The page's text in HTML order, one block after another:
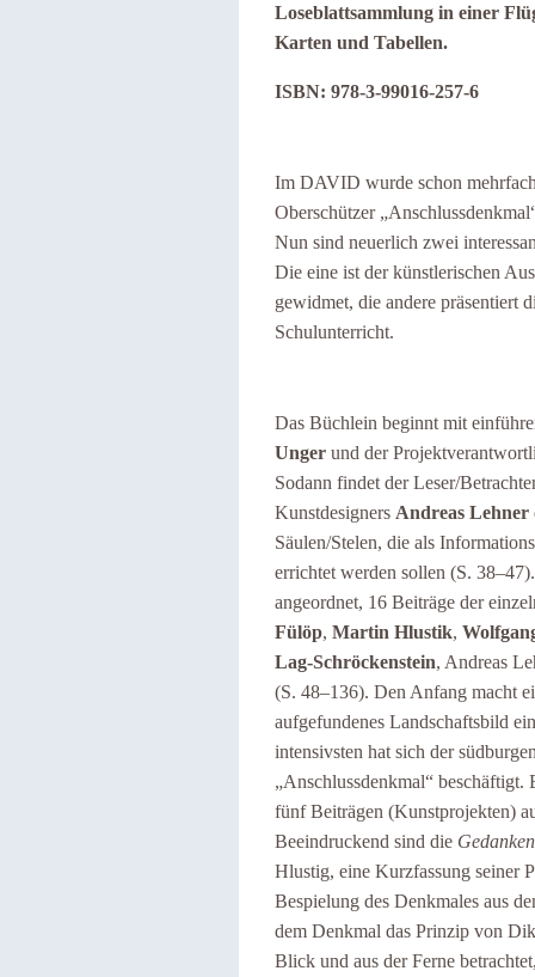
Loseblattsammlung in einer
Karten und Tabellen.
ISBN: 978-3-99016-257-6
Im DAVID wurde schon
Oberschützer
Nun sind neuerlich zwei
Die eine ist der künstlerischen
gewidmet, die andere präsentiert
Schulunterricht.
Das Büchlein beginnt mit
Unger und der
Sodann findet der Leser/
Kunstdesigners Andreas Lehner
Säulen/Stelen, die als
errichtet werden sollen (S.
angeordnet, 16 Beiträge der
Fülöp, Martin Hlustik,
Lag-Schröckenstein, Andreas
(S. 48–136). Den Anfang macht
aufgefundenes Landschaftsbild
intensivsten hat sich der
„Anschlussdenkmal“ beschäftigt.
fünf Beiträgen (Kunstprojekten)
Beeindruckend sind die
Hlustig, eine Kurzfassung seiner
Bespielung des Denkmales aus
dem Denkmal das Prinzip von
Blick und aus der Ferne